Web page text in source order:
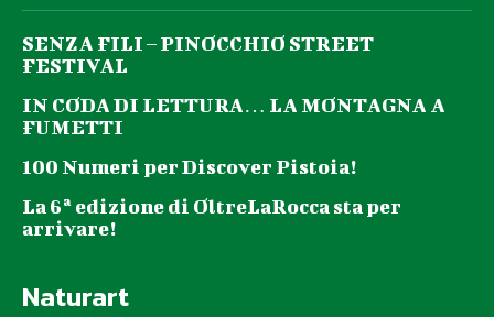
SENZA FILI – PINOCCHIO STREET
FESTIVAL
IN CODA DI LETTURA… LA MONTAGNA A
FUMETTI
100 Numeri per Discover Pistoia!
La 6ª edizione di OltreLaRocca sta per
arrivare!
Naturart